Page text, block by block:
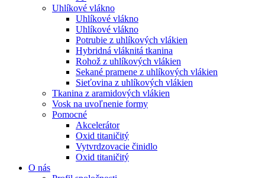
Uhlíkové vlákno
Uhlíkové vlákno
Uhlíkové vlákno
Potrubie z uhlíkových vlákien
Hybridná vláknitá tkanina
Rohož z uhlíkových vlákien
Sekané pramene z uhlíkových vlákien
Sieťovina z uhlíkových vlákien
Tkanina z aramidových vlákien
Vosk na uvoľnenie formy
Pomocné
Akcelerátor
Oxid titaničitý
Vytvrdzovacie činidlo
Oxid titaničitý
O nás